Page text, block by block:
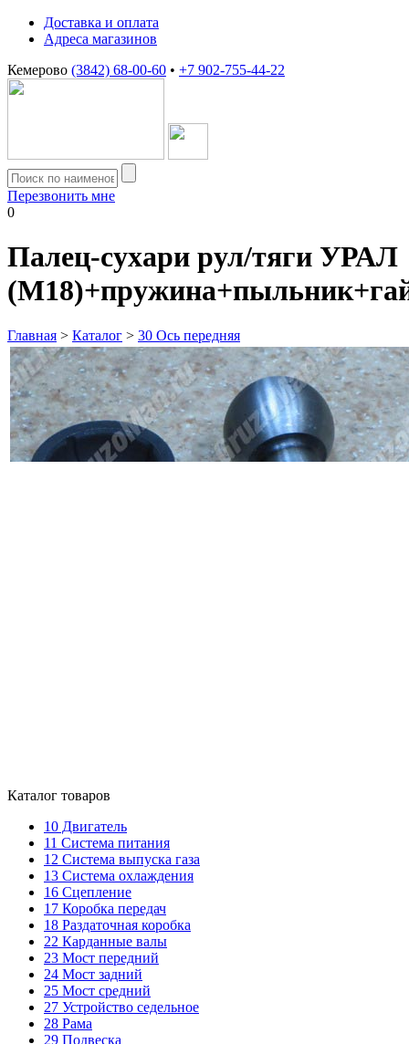
Доставка и оплата
Адреса магазинов
Кемерово (3842) 68-00-60 • +7 902-755-44-22
Перезвонить мне
0
Палец-сухари рул/тяги УРАЛ
Главная > Каталог > 30 Ось передняя
Каталог товаров
10 Двигатель
11 Система питания
12 Система выпуска газа
13 Система охлаждения
16 Сцепление
17 Коробка передач
18 Раздаточная коробка
22 Карданные валы
23 Мост передний
24 Мост задний
25 Мост средний
27 Устройство седельное
28 Рама
29 Подвеска